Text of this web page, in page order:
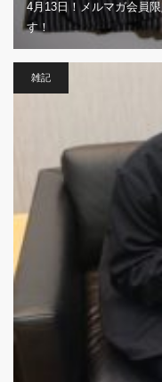
4月13日！メルマガ会員
す！
雑記